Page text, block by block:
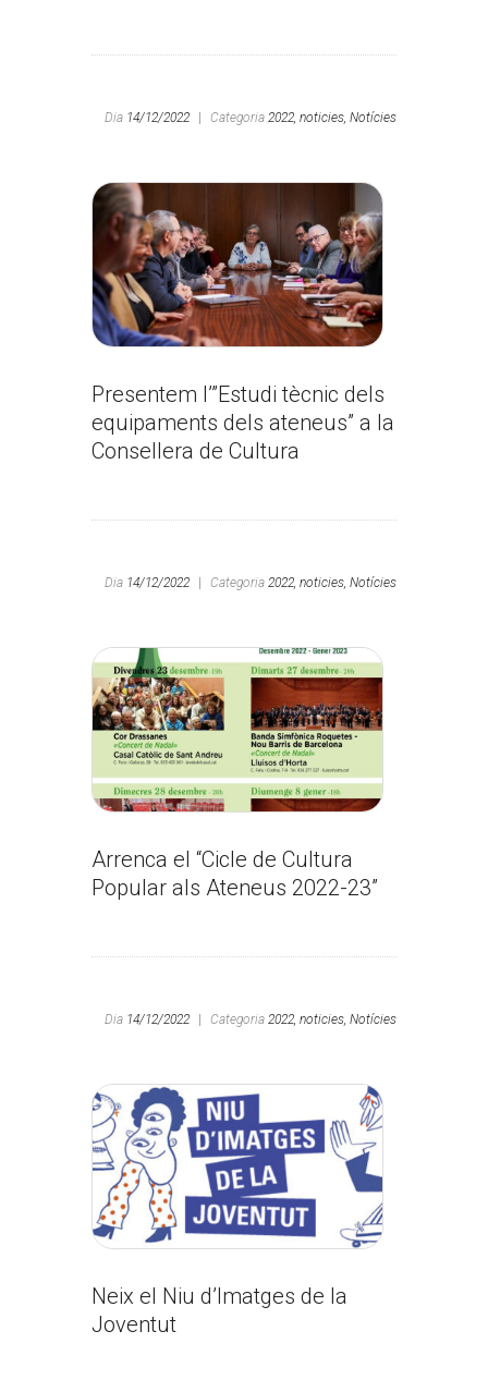
Dia 14/12/2022 | Categoria 2022, noticies, Notícies
Presentem l’”Estudi tècnic dels
equipaments dels ateneus” a la
Consellera de Cultura
Dia 14/12/2022 | Categoria 2022, noticies, Notícies
Arrenca el “Cicle de Cultura
Popular als Ateneus 2022-23”
Dia 14/12/2022 | Categoria 2022, noticies, Notícies
Neix el Niu d’Imatges de la
Joventut